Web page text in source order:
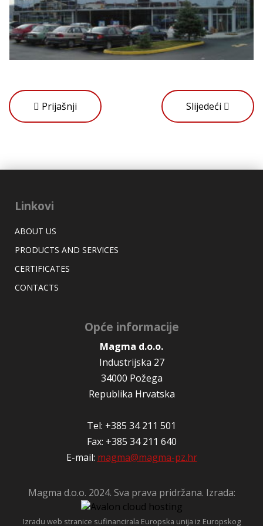
Prijašnji Slijedeći
Linkovi
ABOUT US
PRODUCTS AND SERVICES
CERTIFICATES
CONTACTS
Opće informacije
Magma d.o.o.
Industrijska 27
34000 Požega
Republika Hrvatska
Tel: +385 34 211 501
Fax: +385 34 211 640
E-mail: magma@magma-pz.hr
Magma d.o.o. 2024. Sva prava pridržana. Izrada:
Izradu web stranice sufinancirala Europska unija iz Europskog